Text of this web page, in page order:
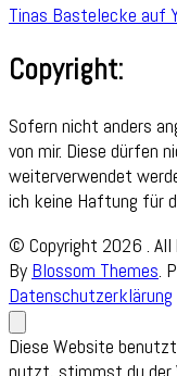
Tinas Bastelecke auf
Copyright:
Sofern nicht anders
von mir. Diese dürfen
weiterverwendet
ich keine Haftung für
© Copyright 2026 .
By Blossom Themes .
Datenschutzerklärung
Diese Website
nutzt, stimmst du der